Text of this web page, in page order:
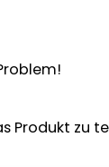
Produkt zu